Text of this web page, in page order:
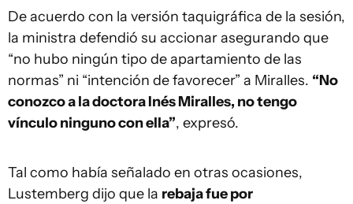
De acuerdo con la versión taquigráfica de la sesión,
la ministra defendió su accionar asegurando que
“no hubo ningún tipo de apartamiento de las
normas” ni “intención de favorecer” a Miralles. “No
conozco a la doctora Inés Miralles, no tengo
vínculo ninguno con ella”, expresó.
Tal como había señalado en otras ocasiones,
Lustemberg dijo que la rebaja fue por